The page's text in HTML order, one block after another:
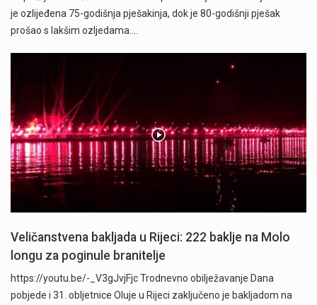
je ozlijeđena 75-godišnja pješakinja, dok je 80-godišnji pješak
prošao s lakšim ozljedama.…
Veličanstvena bakljada u Rijeci: 222 baklje na Molo
longu za poginule branitelje
https://youtu.be/-_V3gJvjFjc Trodnevno obilježavanje Dana
pobjede i 31. obljetnice Oluje u Rijeci zaključeno je bakljadom na